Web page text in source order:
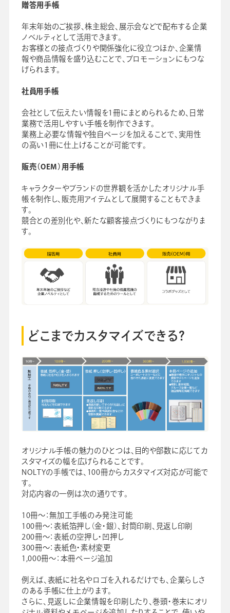
贈答用手帳
年末年始のご挨拶、株主総会、展示会などで配布する企業
ノベルティとして活用できます。
お客様との接点づくりや関係強化に役立つほか、企業情
報や商品情報を盛り込むことで、プロモーションにもつな
げられます。
社員用手帳
会社として伝えたい情報を1冊にまとめられるため、日常
業務で活用しやすい手帳を制作できます。
業務上必要な情報や独自ページを加えることで、実用性
の高い1冊に仕上げることが可能です。
販売（OEM）用手帳
キャラクターやブランドの世界観を活かしたオリジナル手
帳を制作し、販売用アイテムとして展開することもできま
す。
競合との差別化や、新たな顧客接点づくりにもつながりま
す。
どこまでカスタマイズできる？
オリジナル手帳の魅力のひとつは、目的や部数に応じてカ
スタマイズの幅を広げられることです。
NOLTYの手帳では、100冊からカスタマイズ対応が可能で
す。
対応内容の一例は次の通りです。
10冊〜：無加工手帳のみ発注可能
100冊〜：表紙箔押し（金・銀）、封筒印刷、見返し印刷
200冊〜：表紙の空押し・凹押し
300冊〜：表紙色・素材変更
1,000冊〜：本冊ページ追加
例えば、表紙に社名やロゴを入れるだけでも、企業らしさ
のある手帳に仕上がります。
さらに、見返しに企業情報を印刷したり、巻頭・巻末にオリ